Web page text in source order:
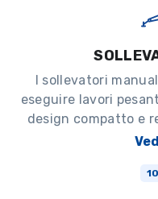
I sollevatori
eseguire lavori
design compatto e